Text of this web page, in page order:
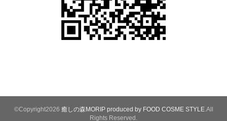
©Copyright2026 癒しの森MORIP produced by FOOD COSME STYLE.All
Rights Reserved.